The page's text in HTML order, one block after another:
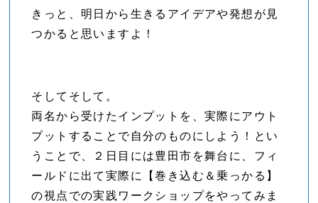
きっと、明日から生きるアイデアや発想が見
つかると思いますよ！
そしてそして。
両名から受けたインプットを、実際にアウト
プットすることで自分のものにしよう！とい
うことで、２日目には豊田市を舞台に、フィ
ールドに出て実際に【巻き込む＆乗っかる】
の視点での実践ワークショップをやってみま